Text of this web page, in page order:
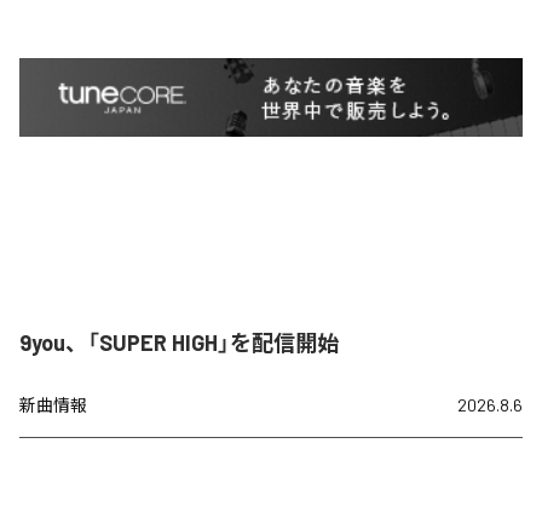
9you、「SUPER HIGH」を配信開始
新曲情報 2026.8.6